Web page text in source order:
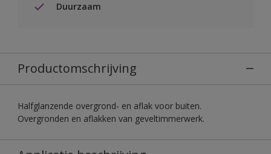
Duurzaam
Productomschrijving
Halfglanzende overgrond- en aflak voor buiten.
Overgronden en aflakken van geveltimmerwerk.